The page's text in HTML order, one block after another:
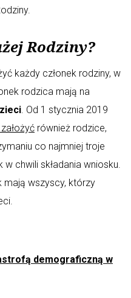
Rodziny?
każdy członek rodziny, w
rodzica mają na
. Od 1 stycznia 2019
również rodzice,
co najmniej troje
chwili składania wniosku.
mają wszyscy, którzy
demograficzną w